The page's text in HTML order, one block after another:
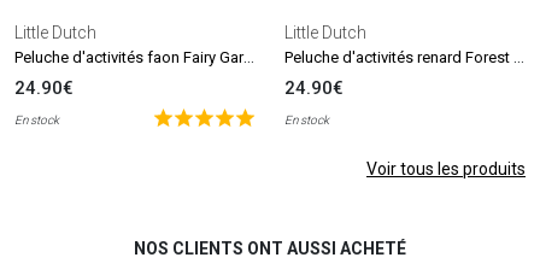
Little Dutch
Peluche d'activités faon Fairy Garden
24.90€
En stock
Little Dutch
24.90€
En stock
Voir tous les produits
NOS CLIENTS ONT AUSSI ACHETÉ